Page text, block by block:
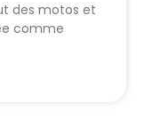
des motos et
comme